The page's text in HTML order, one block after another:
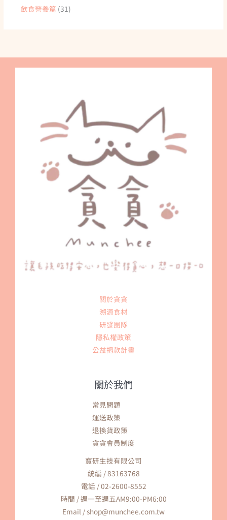
飲食營養篇 (31)
關於貪貪
溯源食材
研發團隊
隱私權政策
公益捐款計畫
關於我們
常見問題
運送政策
退換貨政策
貪貪會員制度
寶研生技有限公司
統編 / 83163768
電話 / 02-2600-8552
時間 / 週一至週五AM9:00-PM6:00
Email / shop@munchee.com.tw